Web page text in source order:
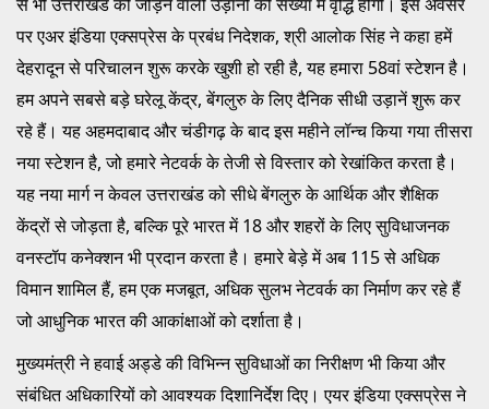
पर एअर इंडिया एक्सप्रेस के प्रबंध निदेशक, श्री आलोक सिंह ने कहा हमें
देहरादून से परिचालन शुरू करके खुशी हो रही है, यह हमारा 58वां स्टेशन है।
हम अपने सबसे बड़े घरेलू केंद्र, बेंगलुरु के लिए दैनिक सीधी उड़ानें शुरू कर
रहे हैं। यह अहमदाबाद और चंडीगढ़ के बाद इस महीने लॉन्च किया गया तीसरा
नया स्टेशन है, जो हमारे नेटवर्क के तेजी से विस्तार को रेखांकित करता है।
यह नया मार्ग न केवल उत्तराखंड को सीधे बेंगलुरु के आर्थिक और शैक्षिक
केंद्रों से जोड़ता है, बल्कि पूरे भारत में 18 और शहरों के लिए सुविधाजनक
वनस्टॉप कनेक्शन भी प्रदान करता है। हमारे बेड़े में अब 115 से अधिक
विमान शामिल हैं, हम एक मजबूत, अधिक सुलभ नेटवर्क का निर्माण कर रहे हैं
जो आधुनिक भारत की आकांक्षाओं को दर्शाता है।
मुख्यमंत्री ने हवाई अड्डे की विभिन्न सुविधाओं का निरीक्षण भी किया और
संबंधित अधिकारियों को आवश्यक दिशानिर्देश दिए। एयर इंडिया एक्सप्रेस ने